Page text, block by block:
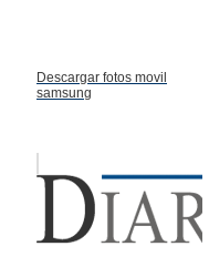
Descargar fotos movil
samsung